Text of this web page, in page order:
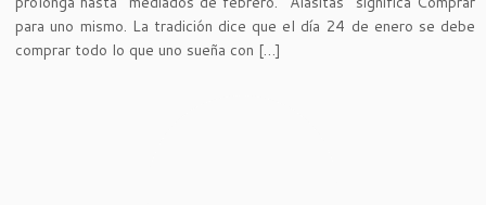
para uno mismo. La tradición dice que el día 24 de enero se debe
comprar todo lo que uno sueña con […]